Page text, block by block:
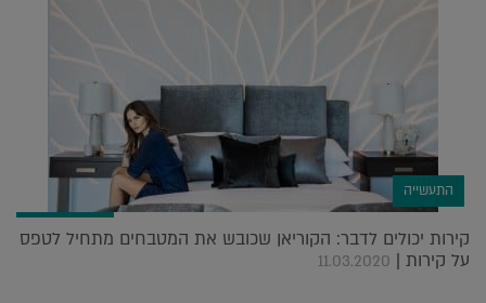
התעשייה
קירות יכולים לדבר: הקוריאן שכובש את המטבחים מתחיל לטפס
על קירות | 11.03.2020